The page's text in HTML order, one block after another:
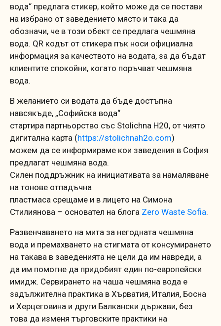
вода“ предлага стикер, който може да се постави
на избрано от заведението място и така да
обозначи, че в този обект се предлага чешмяна
вода. QR кодът от стикера пък носи официална
информация за качеството на водата, за да бъдат
клиентите спокойни, когато поръчват чешмяна
вода.
В желанието си водата да бъде достъпна
навсякъде, „Софийска вода“
стартира партньорство със Stolichna H20, от чиято
дигитална карта (https://stolichnah2o.com)
можем да се информираме кои заведения в София
предлагат чешмяна вода.
Силен поддръжник на инициативата за намаляване
на тонове отпадъчна
пластмаса срещаме и в лицето на Симона
Стилиянова – основател на блога Zero Waste Sofia.
Развенчаването на мита за негодната чешмяна
вода и премахването на стигмата от консумирането
на такава в заведенията не цели да им навреди, а
да им помогне да придобият един по-европейски
имидж. Сервирането на чаша чешмяна вода е
задължителна практика в Хърватия, Италия, Босна
и Херцеговина и други Балкански държави, без
това да изменя търговските практики на